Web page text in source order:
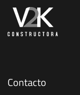
Contacto